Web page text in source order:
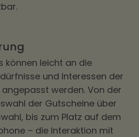
können leicht an die
und Interessen der
werden. Von der
der Gutscheine über
bis zum Platz auf dem
– die Interaktion mit